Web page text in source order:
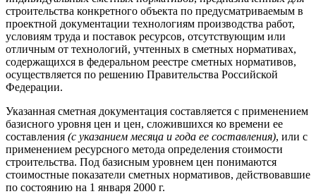
строительства конкретного объекта по предусматриваемым в
проектной документации технологиям производства работ,
условиям труда и поставок ресурсов, отсутствующим или
отличным от технологий, учтенных в сметных нормативах,
содержащихся в федеральном реестре сметных нормативов,
осуществляется по решению Правительства Российской
Федерации.
Указанная сметная документация составляется с применением
базисного уровня цен и цен, сложившихся ко времени ее
составления (с указанием месяца и года ее составления), или с
применением ресурсного метода определения стоимости
строительства. Под базисным уровнем цен понимаются
стоимостные показатели сметных нормативов, действовавшие
по состоянию на 1 января 2000 г.